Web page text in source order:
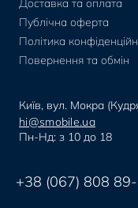
Доставка та оплата
Публічна оферта
Політика
Повернення та обмін
Київ, вул. Мокра
hi@smobile.ua
Пн-Нд: з 10 до 18
+38 (067) 808